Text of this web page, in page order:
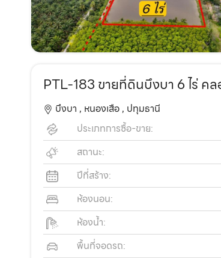
PTL-183 ขายที่ดินบึงบา 6 ไร่ ค
บึงบา , หนองเสือ , ปทุมธานี
ประเภทการซื้อ-ขาย:
สถานะ:
ปีที่สร้าง:
ห้องนอน:
ห้องน้ำ:
พื้นที่จอดรถ: